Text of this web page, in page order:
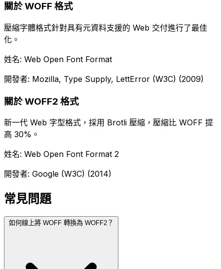
關於 WOFF 格式
壓縮字體格式針對具有元資料支援的 Web 交付進行了最佳
化。
姓名: Web Open Font Format
開發者: Mozilla, Type Supply, LettError (W3C) (2009)
關於 WOFF2 格式
新一代 Web 字型格式，採用 Brotli 壓縮，壓縮比 WOFF 提
高 30%。
姓名: Web Open Font Format 2
開發者: Google (W3C) (2014)
常見問題
如何線上將 WOFF 轉換為 WOFF2？